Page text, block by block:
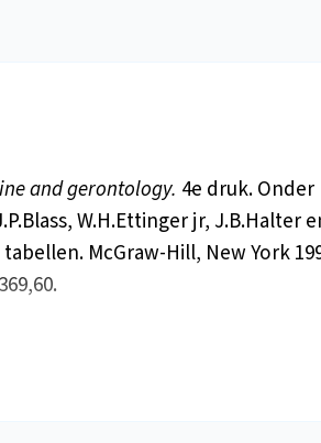
and gerontology. 4e druk. Onder
W.H.Ettinger jr, J.B.Halter
McGraw-Hill, New York